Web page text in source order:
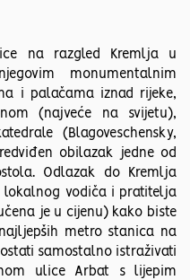
na razgled Kremlja u
monumentalnim
i palačama iznad rijeke,
(najveće na svijetu),
(Blagoveschensky,
obilazak jedne od
Odlazak do Kremlja
lokalnog vodiča i pratitelja
je u cijenu) kako biste
metro stanica na
samostalno istraživati
ulice Arbat s lijepim